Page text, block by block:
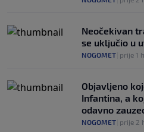
Neočekivan
se uključio u
NOGOMET prije 1 h
Objavljeno
Infantina, a
odavno
NOGOMET prije 2